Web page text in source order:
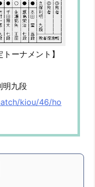
ーナメント】
九段
kiou/46/ho